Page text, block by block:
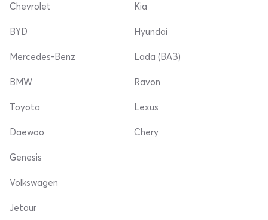
Chevrolet
BYD
Mercedes-Benz
Kia
Hyundai
Lada (ВАЗ)
BMW
Toyota
Daewoo
Ravon
Lexus
Chery
Genesis
Volkswagen
Jetour